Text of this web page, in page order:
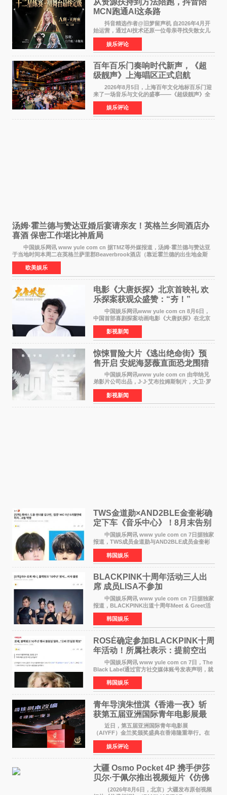
从资源扶持到方法陪跑，抖音陪
MCN跑通AI这条路
抖音精选作者@旧梦留声机 自2026年4月开
始运营，通过AI技术还原一位母亲寻找失散女儿
的故事，凭借强情感表达获得大量用户关注，发
布仅21小时便获得超1亿曝光、超1000万互动。
此后，账号持续沿
娱乐评论
百年百乐门奏响时代新声，《超
级靓声》上海唱区正式启航
2026年8月5日，上海百年文化地标百乐门迎
来了一场音乐与文化的盛事——《超级靓声》全
国励志音乐公益节目上海唱区新闻发布会暨启动
仪式在此隆重举行。各界领导、嘉宾与媒体朋友
齐聚一堂，共同
娱乐评论
汤姆·霍兰德与赞达亚婚后宴请亲友！英格兰乡间酒店办
喜酒 保密工作堪比神盾局
中国娱乐网讯 www yule com cn 据TMZ等外媒报道，汤姆·霍兰德与赞达亚
于当地时间本周二在英格兰萨里郡Beaverbrook酒店（靠近霍兰德的出生地金斯
顿）举办婚宴，邀请家人与朋友们喝喜酒，庆祝
欧美娱乐
电影《大唐妖探》北京首映礼 欢
乐探案获观众盛赞：“夯！”
中国娱乐网讯www yule com cn 8月6日，
中国首部喜剧探案动画电影《大唐妖探》在北京
举办电影首映礼。导演程腾、联合导演黄珉、总
制片人曹紫建、制片人李莹莹，配音导演张喆，
对白指导程寅，领
影视新闻
惊悚冒险大片《逃出绝命街》预
售开启 安妮海瑟薇直面恐龙围猎
中国娱乐网讯www yule com cn 由华纳兄
弟影片公司出品，J·J·艾布拉姆斯制片，大卫·罗
伯特·米切尔执导，好莱坞巨星安妮·海瑟薇和伊万
·麦克格雷格领衔主演的2026暑期惊悚冒险大片
《逃出绝
影视新闻
TWS金道勋×AND2BLE金奎彬确
定下车《音乐中心》！8月末告别
MC席位
中国娱乐网讯 www yule com cn 7日据独家
报道，TWS成员金道勋与AND2BLE成员金奎彬
将于8月离开《音乐中心》MC的位置。 金道
勋与金奎彬于去年3月与H2H A-NA一起被选为
《音乐中心》MC，约1
韩国娱乐
BLACKPINK十周年活动三人出
席 成员LISA不参加
中国娱乐网讯 www yule com cn 7日据独家
报道，BLACKPINK出道十周年Meet & Greet活
动将由智秀、ROS&Eacute;、JENNIE出席，
LISA将缺席。 此前BLACKPINK所属社YG并
未为组合出道十周年做
韩国娱乐
ROSÉ确定参加BLACKPINK十周
年活动！所属社表示：提前空出
了时间
中国娱乐网讯 www yule com cn 7日，The
Black Label通过官方社交媒体账号发表声明，就
近期网络上关于ROS&Eacute;个人行程及是否参
加BLACKPINK出道纪念活动的种种猜测作出正
式回应。 Th
韩国娱乐
青年导演朱愷淇《香港一夜》斩
获第五届亚洲国际青年电影展最
佳剧本改编奖
近日，第五届亚洲国际青年电影展
（AIYFF）金兰奖颁奖盛典在香港隆重举行。在
这场汇聚数百位海内外电影人、文化界人士及媒
体代表的亚洲青年影视盛会上，香港本土电影
《香港一夜》（Dawn in Ho
娱乐评论
大疆 Osmo Pocket 4P 携手伊莎
贝尔·于佩尔推出视频短片《仿佛
相识》
（2026年8月6日，北京）大疆发布原创视频